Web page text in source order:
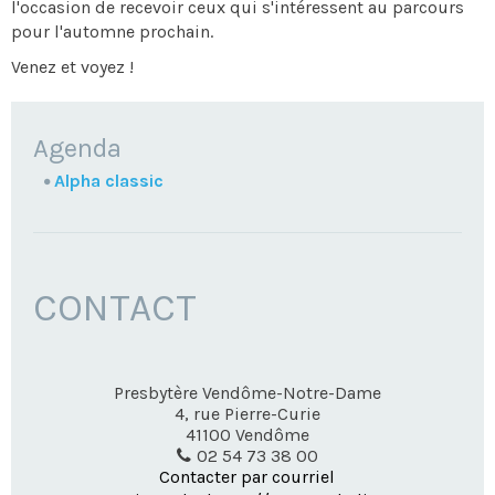
l'occasion de recevoir ceux qui s'intéressent au parcours
pour l'automne prochain.
Venez et voyez !
NAVIGATION
Agenda
Alpha classic
CONTACT
Presbytère Vendôme-Notre-Dame
4, rue Pierre-Curie
41100 Vendôme
02 54 73 38 00
Contacter par courriel